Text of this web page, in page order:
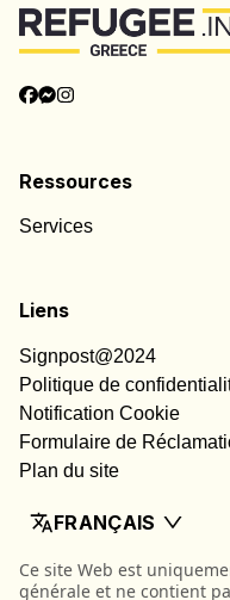
Ressources
Services
Liens
Signpost@2024
Politique de
Notification Cookie
Formulaire de
Plan du site
FRANÇAIS
Ce site Web est
générale et ne contient